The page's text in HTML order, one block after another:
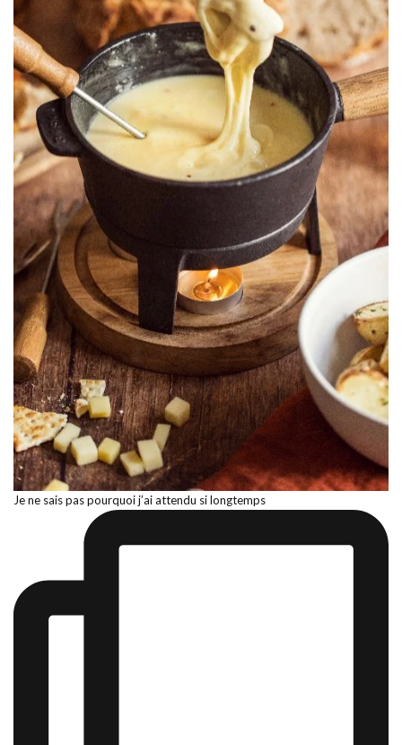
Je ne sais pas pourquoi j’ai attendu si longtemps